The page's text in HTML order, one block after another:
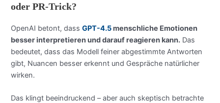
oder PR-Trick?
OpenAI betont, dassGPT-4.5 menschliche Emotionen
besser interpretieren und darauf reagieren kann. Das
bedeutet, dass das Modell feiner abgestimmte Antworten
gibt, Nuancen besser erkennt und Gespräche natürlicher
wirken.
Das klingt beeindruckend – aber auch skeptisch betrachte